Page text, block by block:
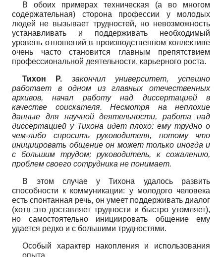
В обоих примерах техническая (а во многом
содержательная) сторона профессии у молодых
людей не вызывает трудностей, но невозможность
устанавливать и поддерживать необходимый
уровень отношений в производственном коллективе
очень часто становится главным препятствием
профессиональной деятельности, карьерного роста.
Тихон Р. закончил университет, успешно
работает в одном из главных отечественных
архивов, начал работу над диссертацией в
качестве соискателя. Несмотря на неплохие
данные для научной деятельности, работа над
диссертацией у Тихона идет плохо: ему трудно о
чем-либо спросить руководителя, потому что
инициировать общение он может только иногда и
с большим трудом; руководитель, к сожалению,
проблем своего сотрудника не понимает.
В этом случае у Тихона удалось развить
способности к коммуникации: у молодого человека
есть спонтанная речь, он умеет поддерживать диалог
(хотя это доставляет трудности и быстро утомляет),
но самостоятельно инициировать общение ему
удается редко и с большими трудностями.
Особый характер накопления и использования